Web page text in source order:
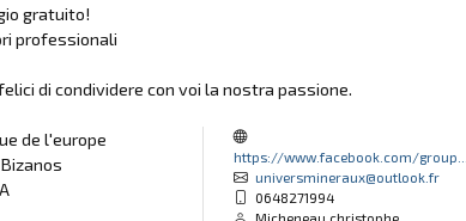
gratuito!
professionali
di condividere con voi la nostra passione.
de l'europe
https://www.facebook.com/group...
universmineraux@outlook.fr
0648271994
Micheneau christophe